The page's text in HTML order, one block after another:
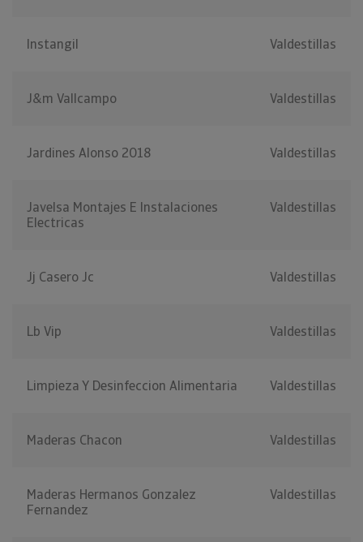
Instangil Valdestillas
J&m Vallcampo Valdestillas
Jardines Alonso 2018 Valdestillas
Javelsa Montajes E Instalaciones
Electricas
Valdestillas
Jj Casero Jc Valdestillas
Lb Vip Valdestillas
Limpieza Y Desinfeccion Alimentaria Valdestillas
Maderas Chacon Valdestillas
Maderas Hermanos Gonzalez
Fernandez
Valdestillas